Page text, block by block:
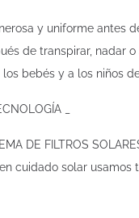
y uniforme antes
de transpirar, nadar
los bebés y a los niños
_
DE FILTROS
cuidado solar